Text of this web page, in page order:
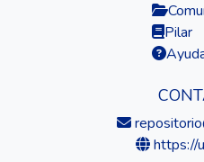
Pilar
https://